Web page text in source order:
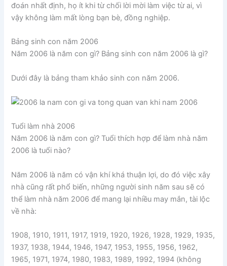
đoán nhất định, họ ít khi từ chối lời mời làm việc từ ai, vì
vậy không làm mất lòng bạn bè, đồng nghiệp.
Bảng sinh con năm 2006
Năm 2006 là năm con gì? Bảng sinh con năm 2006 là gì?
Dưới đây là bảng tham khảo sinh con năm 2006.
Tuổi làm nhà 2006
Năm 2006 là năm con gì? Tuổi thích hợp để làm nhà năm
2006 là tuổi nào?
Năm 2006 là năm có vận khí khá thuận lợi, do đó việc xây
nhà cũng rất phổ biến, những người sinh năm sau sẽ có
thể làm nhà năm 2006 để mang lại nhiều may mắn, tài lộc
về nhà:
1908, 1910, 1911, 1917, 1919, 1920, 1926, 1928, 1929, 1935,
1937, 1938, 1944, 1946, 1947, 1953, 1955, 1956, 1962,
1965, 1971, 1974, 1980, 1983, 1989, 1992, 1994 (không